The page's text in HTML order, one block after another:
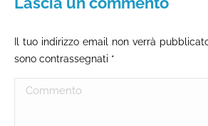
Il tuo indirizzo email non verrà
sono contrassegnati *
Commento